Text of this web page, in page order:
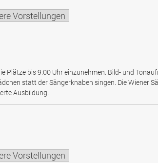
Vorstellungen
Plätze bis 9:00 Uhr einzunehmen. Bild- und
statt der Sängerknaben singen. Die Wiener
Ausbildung.
Vorstellungen